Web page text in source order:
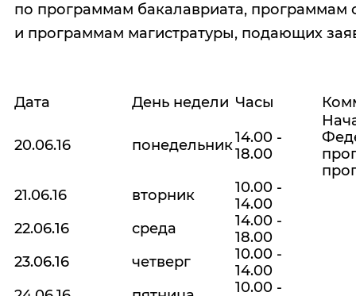
по программам бакалавриата, программам
и программам магистратуры, подающих
Дата День недели Часы
20.06.16 понедельник14.00 -
18.00
21.06.16
вторник
10.00 -
14.00
22.06.16
среда
14.00 -
18.00
23.06.16
четверг
10.00 -
14.00
10.00 -